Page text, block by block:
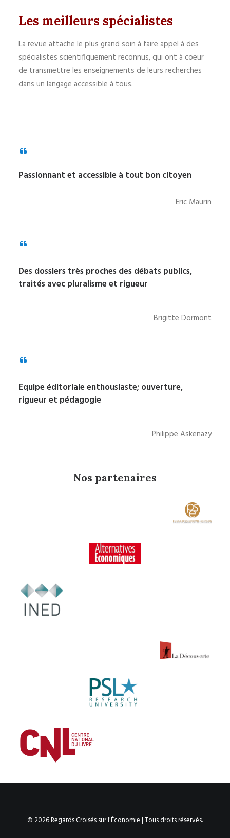
Les meilleurs spécialistes
La revue attache le plus grand soin à faire appel à des
spécialistes scientifiquement reconnus, qui ont à coeur
de transmettre les enseignements de leurs recherches
dans un langage accessible à tous.
Passionnant et accessible à tout bon citoyen
Eric Maurin
Des dossiers très proches des débats publics,
traités avec pluralisme et rigueur
Brigitte Dormont
Equipe éditoriale enthousiaste; ouverture,
rigueur et pédagogie
Philippe Askenazy
Nos partenaires
© 2026 Regards Croisés sur l'Économie | Tous droits réservés.